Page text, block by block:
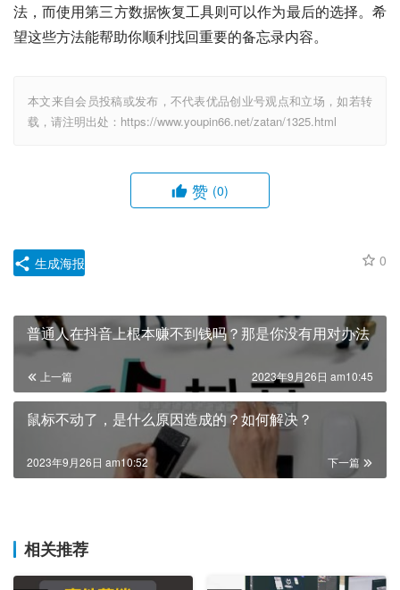
法，而使用第三方数据恢复工具则可以作为最后的选择。希
望这些方法能帮助你顺利找回重要的备忘录内容。
本文来自会员投稿或发布，不代表优品创业号观点和立场，如若转
载，请注明出处：https://www.youpin66.net/zatan/1325.html
赞 (0)
0
生成海报
普通人在抖音上根本赚不到钱吗？那是你没有用对办法
上一篇 2023年9月26日 am10:45
鼠标不动了，是什么原因造成的？如何解决？
下一篇
2023年9月26日 am10:52
相关推荐